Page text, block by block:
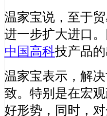
温家宝说，至于
进一步扩大进口
中国高科技产品的
温家宝表示，解
致。特别是在宏
好形势，同时，